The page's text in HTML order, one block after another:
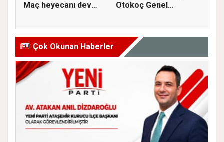
Maç heyecanı dev
Otokoç Genel
Çok Okunan Haberler